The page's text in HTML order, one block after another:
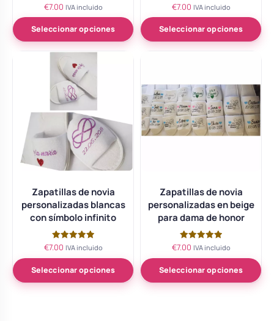
Valorado
de 5
€7.00 IVA incluido
Seleccionar opciones
Valorado
de 5
€7.00 IVA incluido
Seleccionar opciones
Zapatillas de novia
personalizadas blancas
con símbolo infinito
Valorado
5.00
de 5
€7.00 IVA incluido
Seleccionar opciones
Zapatillas de novia
personalizadas en beige
para dama de honor
Valorado
5.00
de 5
€7.00 IVA incluido
Seleccionar opciones